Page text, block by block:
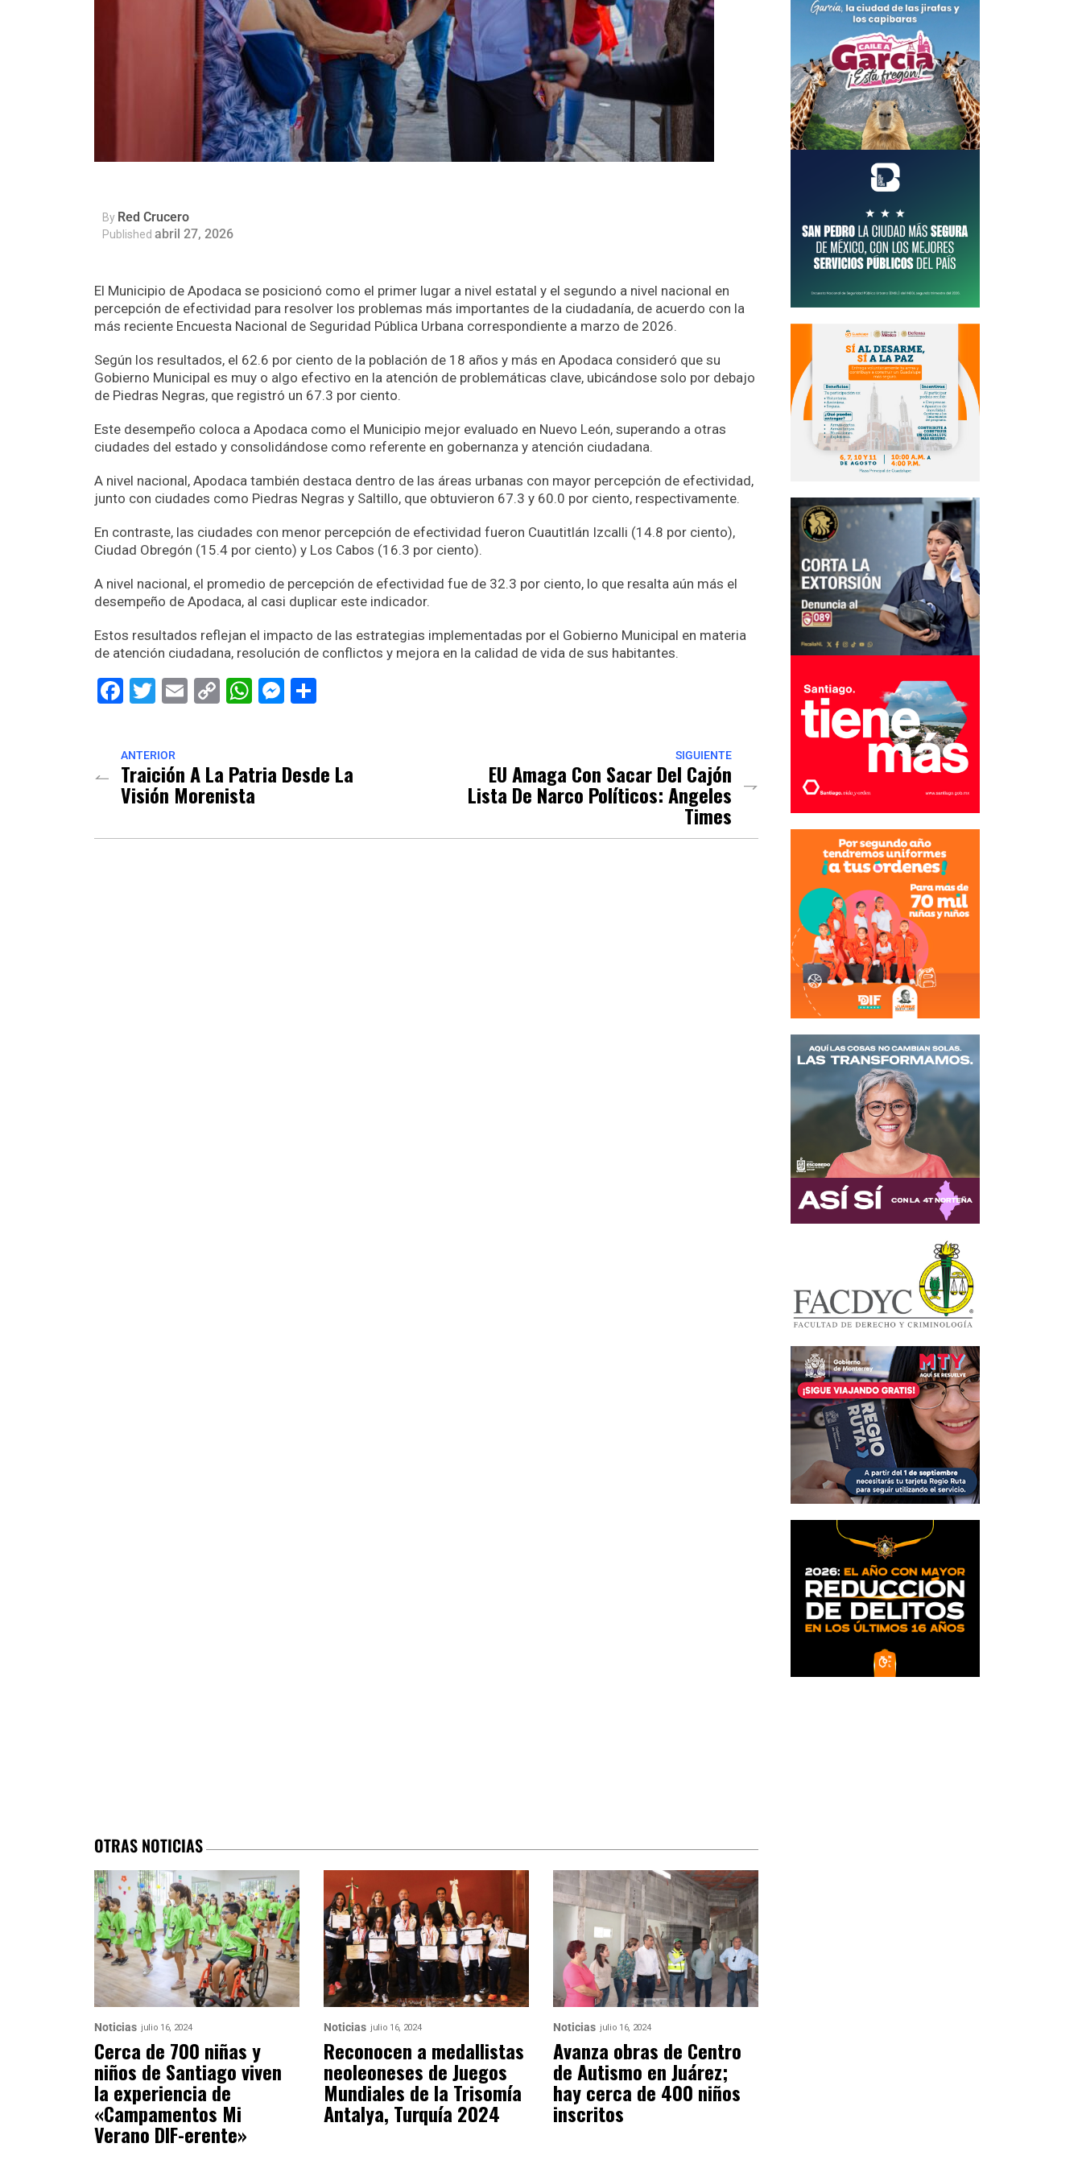
By Red Crucero
Published abril 27, 2026
El Municipio de Apodaca se posicionó como el primer lugar a nivel estatal y el segundo a nivel nacional en
percepción de efectividad para resolver los problemas más importantes de la ciudadanía, de acuerdo con la
más reciente Encuesta Nacional de Seguridad Pública Urbana correspondiente a marzo de 2026.
Según los resultados, el 62.6 por ciento de la población de 18 años y más en Apodaca consideró que su
Gobierno Municipal es muy o algo efectivo en la atención de problemáticas clave, ubicándose solo por debajo
de Piedras Negras, que registró un 67.3 por ciento.
Este desempeño coloca a Apodaca como el Municipio mejor evaluado en Nuevo León, superando a otras
ciudades del estado y consolidándose como referente en gobernanza y atención ciudadana.
A nivel nacional, Apodaca también destaca dentro de las áreas urbanas con mayor percepción de efectividad,
junto con ciudades como Piedras Negras y Saltillo, que obtuvieron 67.3 y 60.0 por ciento, respectivamente.
En contraste, las ciudades con menor percepción de efectividad fueron Cuautitlán Izcalli (14.8 por ciento),
Ciudad Obregón (15.4 por ciento) y Los Cabos (16.3 por ciento).
A nivel nacional, el promedio de percepción de efectividad fue de 32.3 por ciento, lo que resalta aún más el
desempeño de Apodaca, al casi duplicar este indicador.
Estos resultados reflejan el impacto de las estrategias implementadas por el Gobierno Municipal en materia
de atención ciudadana, resolución de conflictos y mejora en la calidad de vida de sus habitantes.
Facebook
Twitter
EmailCopyWhatsApp
Messenger
ANTERIOR
Traición A La Patria Desde La
Visión Morenista
SIGUIENTE
EU Amaga Con Sacar Del Cajón
Lista De Narco Políticos: Angeles
Times
OTRAS NOTICIAS
Noticias julio 16, 2024
Cerca de 700 niñas y
niños de Santiago viven
la experiencia de
«Campamentos Mi
Verano DIF-erente»
Noticias julio 16, 2024
Reconocen a medallistas
neoleoneses de Juegos
Mundiales de la Trisomía
Antalya, Turquía 2024
Noticias julio 16, 2024
Avanza obras de Centro
de Autismo en Juárez;
hay cerca de 400 niños
inscritos